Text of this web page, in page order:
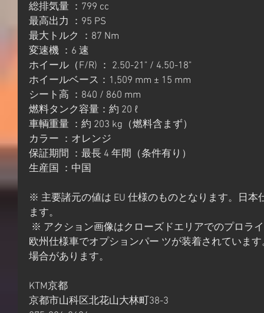
総排気量 ：799 cc
最高出力 ：95 PS
最大トルク ：87 Nm
変速機 ：6 速
ホイール（F/R) ： 2.50-21" / 4.50-18"
ホイールベース：1,509 mm ± 15 mm
シート高 ：840 / 860 mm
燃料タンク容量：約 20 ℓ
車輌重量 ：約 203 kg（燃料含まず）
カラー ：オレンジ
保証期間 ：最長 4 年間（条件有り）
生産国 ：中国
※ 主要諸元の値は EU 仕様のものとなります。日本
ます。
欧州仕様車でオプションパー ツが装着されていま
場合があります。
KTM京都
京都市山科区北花山大林町38-3